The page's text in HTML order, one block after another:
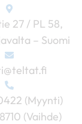
27 / PL 58,
– Suomi
(Myynti)
(Vaihde)